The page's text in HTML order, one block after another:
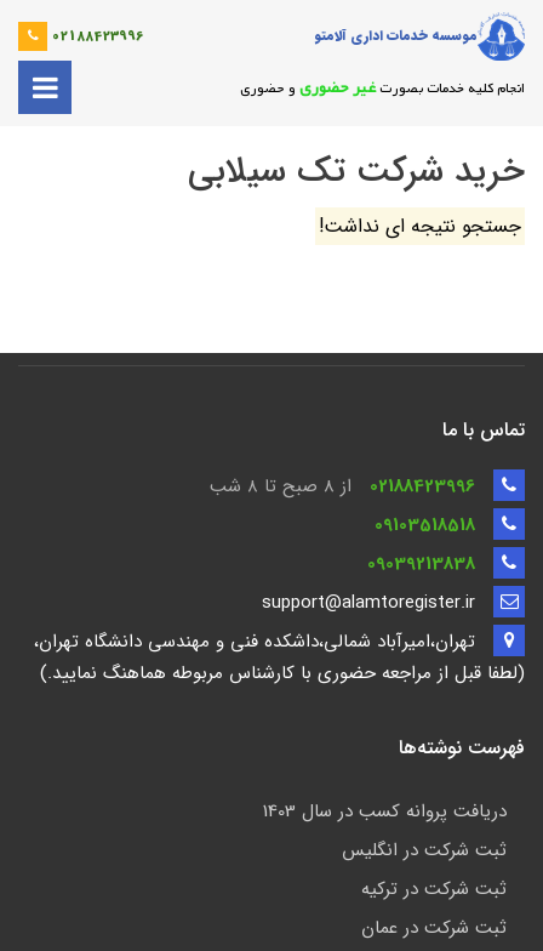
موسسه خدمات اداری آلامتو 02188423996
انجام کلیه خدمات بصورتغیر حضوری و حضوری
خرید شرکت تک سیلابی
جستجو نتیجه ای نداشت!
تماس با ما
02188423996
از 8 صبح تا ۸ شب
09103518518
09039213838
support@alamtoregister.ir
تهران،امیرآباد شمالی،داشکده فنی و مهندسی دانشگاه تهران،
(لطفا قبل از مراجعه حضوری با کارشناس مربوطه هماهنگ نمایید.)
فهرست نوشته‌ها
دریافت پروانه کسب در سال 1403
ثبت شرکت در انگلیس
ثبت شرکت در ترکیه
ثبت شرکت در عمان